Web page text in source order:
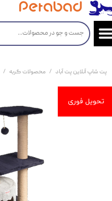
پت شاپ آنلاین پت آباد محصولات گربه